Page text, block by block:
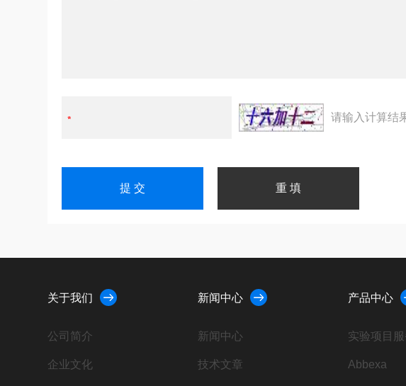
请输入计算结
关于我们
公司简介
企业文化
新闻中心
新闻中心
技术文章
产品中心
实验项目
Abbexa